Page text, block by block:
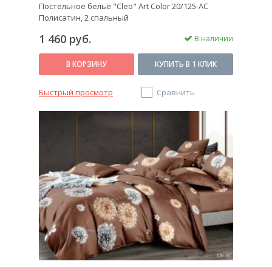
Постельное бельё "Cleo" Art Color 20/125-AC
Полисатин, 2 спальный
1 460 руб. В наличии
В КОРЗИНУ КУПИТЬ В 1 КЛИК
Быстрый просмотр Сравнить